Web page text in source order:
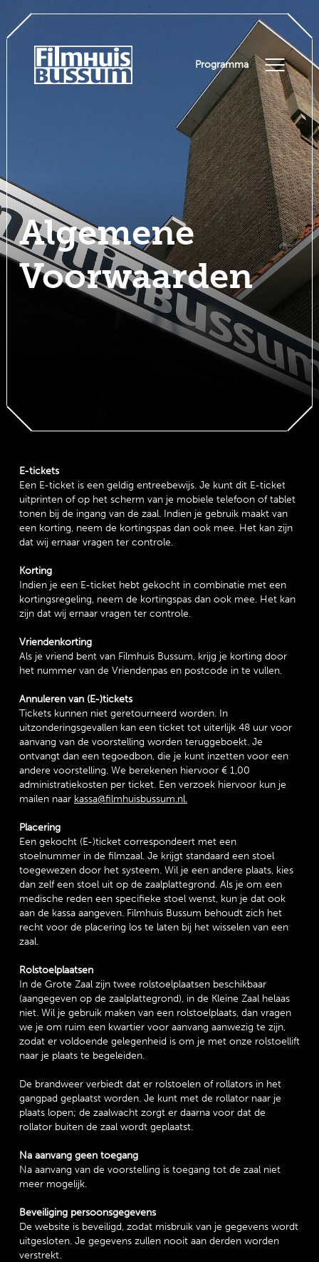
Programma
Algemene
Voorwaarden
E-tickets
Een E-ticket is een geldig entreebewijs. Je kunt dit E-ticket
uitprinten of op het scherm van je mobiele telefoon of tablet
tonen bij de ingang van de zaal. Indien je gebruik maakt van
een korting, neem de kortingspas dan ook mee. Het kan zijn
dat wij ernaar vragen ter controle.
Korting
Indien je een E-ticket hebt gekocht in combinatie met een
kortingsregeling, neem de kortingspas dan ook mee. Het kan
zijn dat wij ernaar vragen ter controle.
Vriendenkorting
Als je vriend bent van Filmhuis Bussum, krijg je korting door
het nummer van de Vriendenpas en postcode in te vullen.
Annuleren van (E-)tickets
Tickets kunnen niet geretourneerd worden. In
uitzonderingsgevallen kan een ticket tot uiterlijk 48 uur voor
aanvang van de voorstelling worden teruggeboekt. Je
ontvangt dan een tegoedbon, die je kunt inzetten voor een
andere voorstelling. We berekenen hiervoor € 1,00
administratiekosten per ticket. Een verzoek hiervoor kun je
mailen naar kassa@filmhuisbussum.nl.
Placering
Een gekocht (E-)ticket correspondeert met een
stoelnummer in de filmzaal. Je krijgt standaard een stoel
toegewezen door het systeem. Wil je een andere plaats, kies
dan zelf een stoel uit op de zaalplattegrond. Als je om een
medische reden een specifieke stoel wenst, kun je dat ook
aan de kassa aangeven. Filmhuis Bussum behoudt zich het
recht voor de placering los te laten bij het wisselen van een
zaal.
Rolstoelplaatsen
In de Grote Zaal zijn twee rolstoelplaatsen beschikbaar
(aangegeven op de zaalplattegrond), in de Kleine Zaal helaas
niet. Wil je gebruik maken van een rolstoelplaats, dan vragen
we je om ruim een kwartier voor aanvang aanwezig te zijn,
zodat er voldoende gelegenheid is om je met onze rolstoellift
naar je plaats te begeleiden.
De brandweer verbiedt dat er rolstoelen of rollators in het
gangpad geplaatst worden. Je kunt met de rollator naar je
plaats lopen; de zaalwacht zorgt er daarna voor dat de
rollator buiten de zaal wordt geplaatst.
Na aanvang geen toegang
Na aanvang van de voorstelling is toegang tot de zaal niet
meer mogelijk.
Beveiliging persoonsgegevens
De website is beveiligd, zodat misbruik van je gegevens wordt
uitgesloten. Je gegevens zullen nooit aan derden worden
verstrekt.